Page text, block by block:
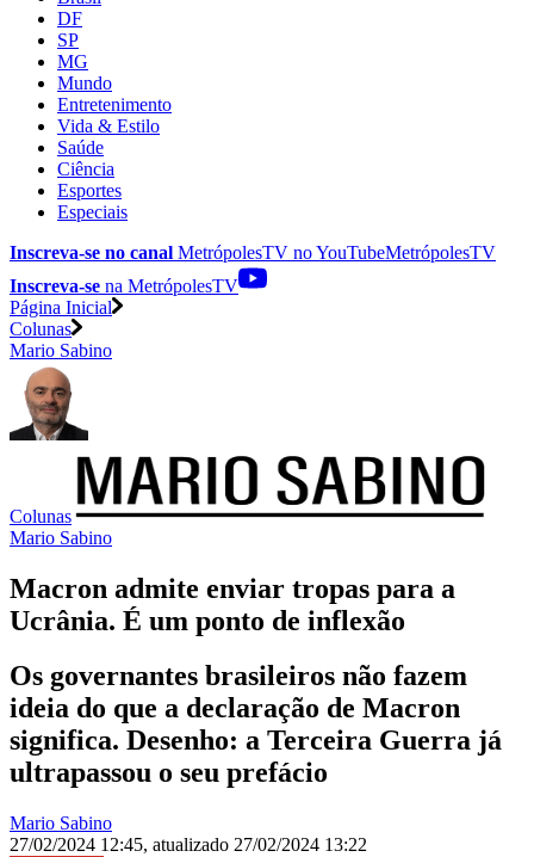
DF
SP
MG
Mundo
Entretenimento
Vida & Estilo
Saúde
Ciência
Esportes
Especiais
Inscreva-se no canal MetrópolesTV noYouTubeMetrópolesTV
Inscreva-se na MetrópolesTV
Página Inicial
Colunas
Mario Sabino
Colunas
Mario Sabino
Macron admite enviar tropas para a
Ucrânia. É um ponto de inflexão
Os governantes brasileiros não fazem
ideia do que a declaração de Macron
significa. Desenho: a Terceira Guerra já
ultrapassou o seu prefácio
Mario Sabino
27/02/2024 12:45, atualizado 27/02/2024 13:22